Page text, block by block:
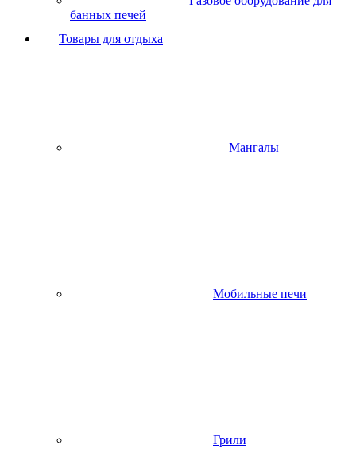
банных печей
Товары для отдыха
Мангалы
Мобильные печи
Грили